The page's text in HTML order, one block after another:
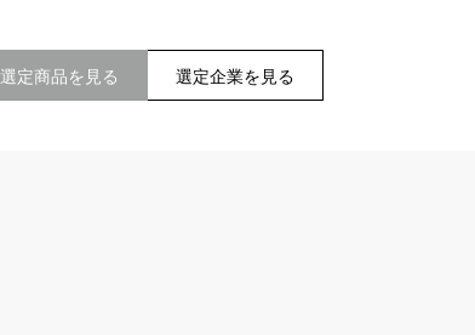
選定商品を見る 選定企業を見る